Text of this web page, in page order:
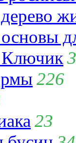
Ключик
226
23